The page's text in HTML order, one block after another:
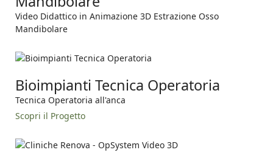
Video Didattico in Animazione 3D Estrazione Osso
Mandibolare
Bioimpianti Tecnica Operatoria
Tecnica Operatoria all'anca
Scopri il Progetto